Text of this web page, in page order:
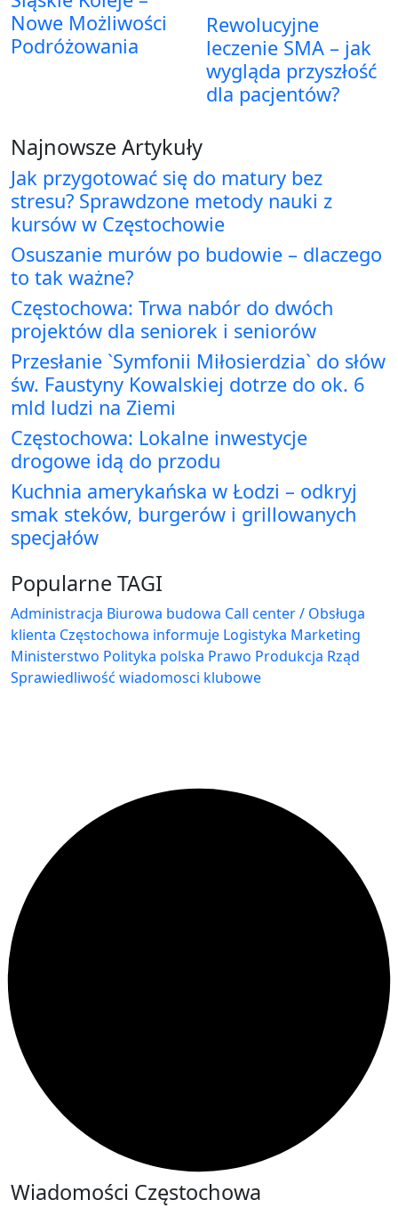
Nowe Możliwości
Podróżowania
Rewolucyjne
leczenie SMA – jak
wygląda przyszłość
dla pacjentów?
Najnowsze Artykuły
Jak przygotować się do matury bez
stresu? Sprawdzone metody nauki z
kursów w Częstochowie
Osuszanie murów po budowie – dlaczego
to tak ważne?
Częstochowa: Trwa nabór do dwóch
projektów dla seniorek i seniorów
Przesłanie `Symfonii Miłosierdzia` do słów
św. Faustyny Kowalskiej dotrze do ok. 6
mld ludzi na Ziemi
Częstochowa: Lokalne inwestycje
drogowe idą do przodu
Kuchnia amerykańska w Łodzi – odkryj
smak steków, burgerów i grillowanych
specjałów
Popularne TAGI
Administracja Biurowa budowa Call center / Obsługa
klienta Częstochowa informuje Logistyka Marketing
Ministerstwo Polityka polska Prawo Produkcja Rząd
Sprawiedliwość wiadomosci klubowe
Wiadomości Częstochowa